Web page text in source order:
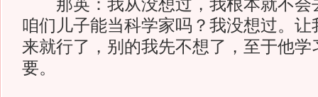
那英：我从没想过，我根本就不会
咱们儿子能当科学家吗？我没想过。让
来就行了，别的我先不想了，至于他学
要。